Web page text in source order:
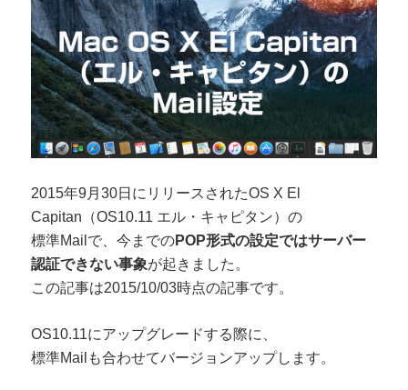
2015年9月30日にリリースされたOS X El
Capitan（OS10.11 エル・キャピタン）の
標準Mailで、今までのPOP形式の設定ではサーバー
認証できない事象が起きました。
この記事は2015/10/03時点の記事です。
OS10.11にアップグレードする際に、
標準Mailも合わせてバージョンアップします。